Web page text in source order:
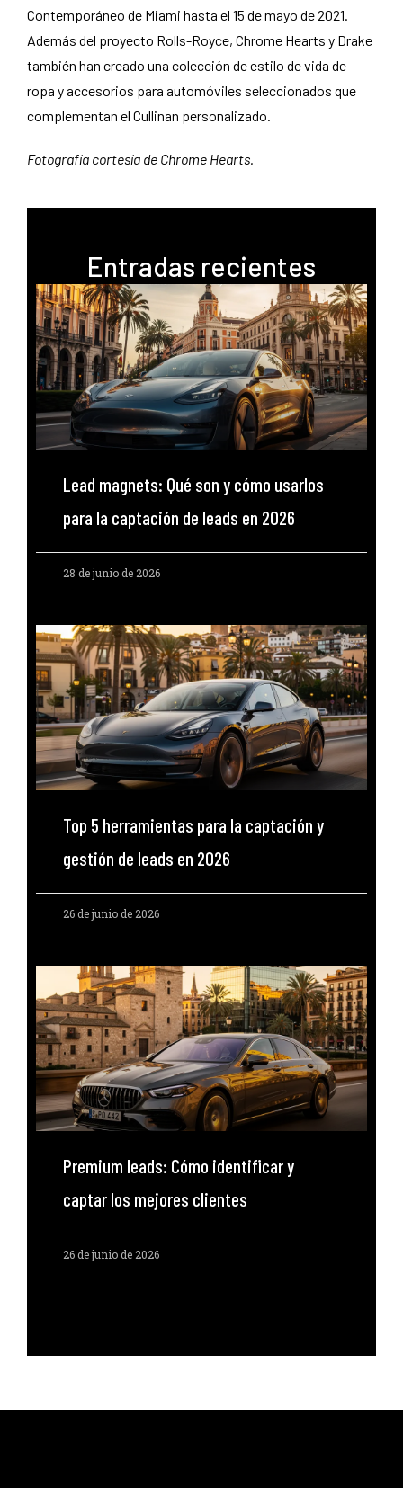
Contemporáneo de Miami hasta el 15 de mayo de 2021.
Además del proyecto Rolls-Royce, Chrome Hearts y Drake
también han creado una colección de estilo de vida de
ropa y accesorios para automóviles seleccionados que
complementan el Cullinan personalizado.
Fotografía cortesía de Chrome Hearts.
Entradas recientes
Lead magnets: Qué son y cómo usarlos
para la captación de leads en 2026
28 de junio de 2026
Top 5 herramientas para la captación y
gestión de leads en 2026
26 de junio de 2026
Premium leads: Cómo identificar y
captar los mejores clientes
26 de junio de 2026